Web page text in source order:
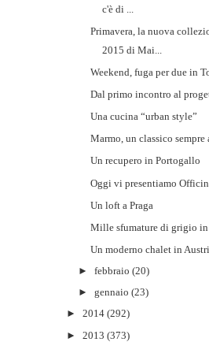
c'è di ...
Primavera, la nuova
2015 di Mai...
Weekend, fuga per due in
Dal primo incontro al
Una cucina “urban style”
Marmo, un classico sempre
Un recupero in Portogallo
Oggi vi presentiamo
Un loft a Praga
Mille sfumature di grigio in
Un moderno chalet in
►febbraio (20)
►gennaio (23)
► 2014 (292)
► 2013 (373)